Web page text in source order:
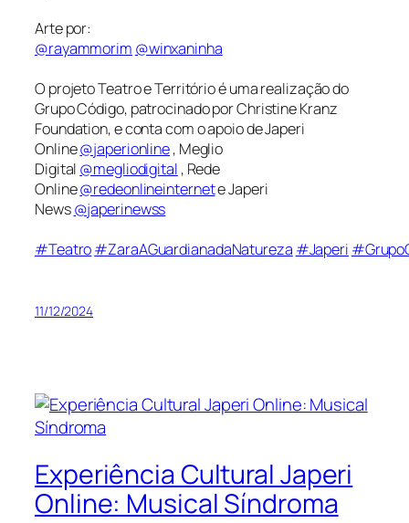
Arte por:
@rayammorim @winxaninha
O projeto Teatro e Território é uma realização do
Grupo Código, patrocinado por Christine Kranz
Foundation, e conta com o apoio de Japeri
Online@japerionline, Meglio
Digital @megliodigital , Rede
Online@redeonlineinternete Japeri
News@japerinewss
#Teatro#ZaraAGuardianadaNatureza #Japeri
11/12/2024
Experiência Cultural Japeri
Online: Musical Síndroma